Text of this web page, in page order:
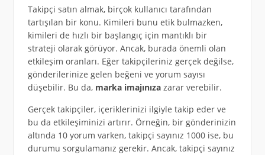
Takipçi satın almak, birçok kullanıcı tarafından
tartışılan bir konu. Kimileri bunu etik bulmazken,
kimileri de hızlı bir başlangıç için mantıklı bir
strateji olarak görüyor. Ancak, burada önemli olan
etkileşim oranları. Eğer takipçileriniz gerçek değilse,
gönderilerinize gelen beğeni ve yorum sayısı
düşebilir. Bu da, marka imajınızazarar verebilir.
Gerçek takipçiler, içeriklerinizi ilgiyle takip eder ve
bu da etkileşiminizi artırır. Örneğin, bir gönderinizin
altında 10 yorum varken, takipçi sayınız 1000 ise, bu
durumu sorgulamanız gerekir. Ancak, takipçi sayınız